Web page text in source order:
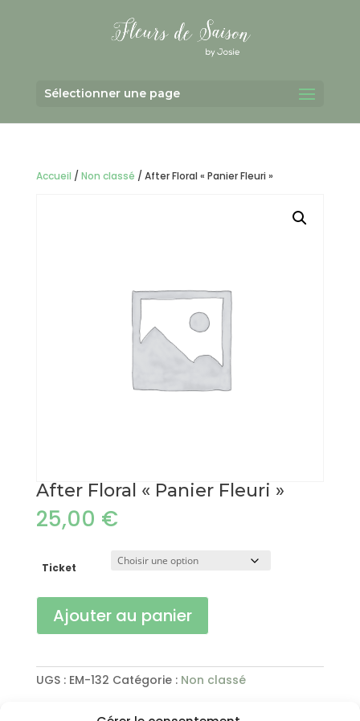
Sélectionner une page
Accueil / Non classé / After Floral « Panier Fleuri »
After Floral « Panier Fleuri »
25,00 €
Ticket
quantité
After
"Panier
Fleuri"
Ajouter au panier
UGS : EM-132 Catégorie : Non classé